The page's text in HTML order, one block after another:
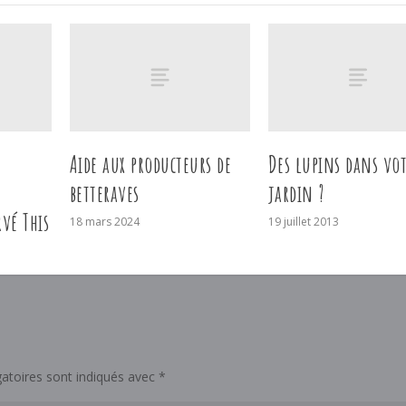
This
Aide aux producteurs de
betteraves
18 mars 2024
Des lupins dans
jardin ?
19 juillet 2013
sont indiqués avec *